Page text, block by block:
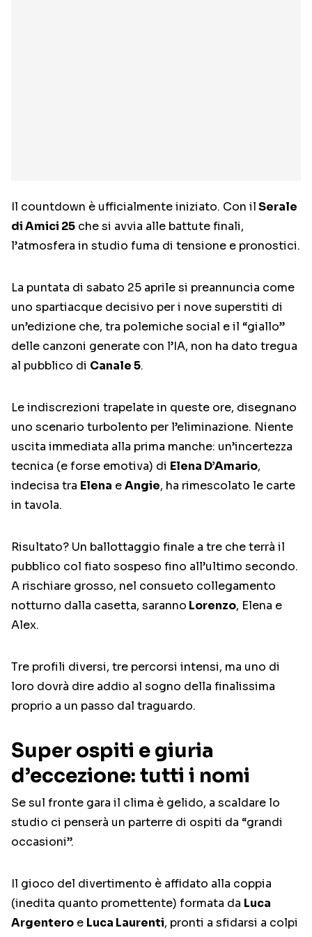
Il countdown è ufficialmente iniziato. Con ilSerale
di Amici 25 che si avvia alle battute finali,
l’atmosfera in studio fuma di tensione e pronostici.
La puntata di sabato 25 aprile si preannuncia come
uno spartiacque decisivo per i nove superstiti di
un’edizione che, tra polemiche social e il “giallo”
delle canzoni generate con l’IA, non ha dato tregua
al pubblico di Canale 5.
Le indiscrezioni trapelate in queste ore, disegnano
uno scenario turbolento per l’eliminazione. Niente
uscita immediata alla prima manche: un’incertezza
tecnica (e forse emotiva) di Elena D’Amario,
indecisa tra Elena eAngie, ha rimescolato le carte
in tavola.
Risultato? Un ballottaggio finale a tre che terrà il
pubblico col fiato sospeso fino all’ultimo secondo.
A rischiare grosso, nel consueto collegamento
notturno dalla casetta, saranno Lorenzo, Elena e
Alex.
Tre profili diversi, tre percorsi intensi, ma uno di
loro dovrà dire addio al sogno della finalissima
proprio a un passo dal traguardo.
Super ospiti e giuria
d’eccezione: tutti i nomi
Se sul fronte gara il clima è gelido, a scaldare lo
studio ci penserà un parterre di ospiti da “grandi
occasioni”.
Il gioco del divertimento è affidato alla coppia
(inedita quanto promettente) formata da Luca
Argentero e Luca Laurenti, pronti a sfidarsi a colpi